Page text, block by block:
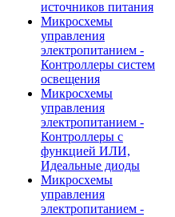
источников питания
Микросхемы
управления
электропитанием -
Контроллеры систем
освещения
Микросхемы
управления
электропитанием -
Контроллеры с
функцией ИЛИ,
Идеальные диоды
Микросхемы
управления
электропитанием -